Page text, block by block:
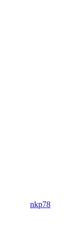
nkp78